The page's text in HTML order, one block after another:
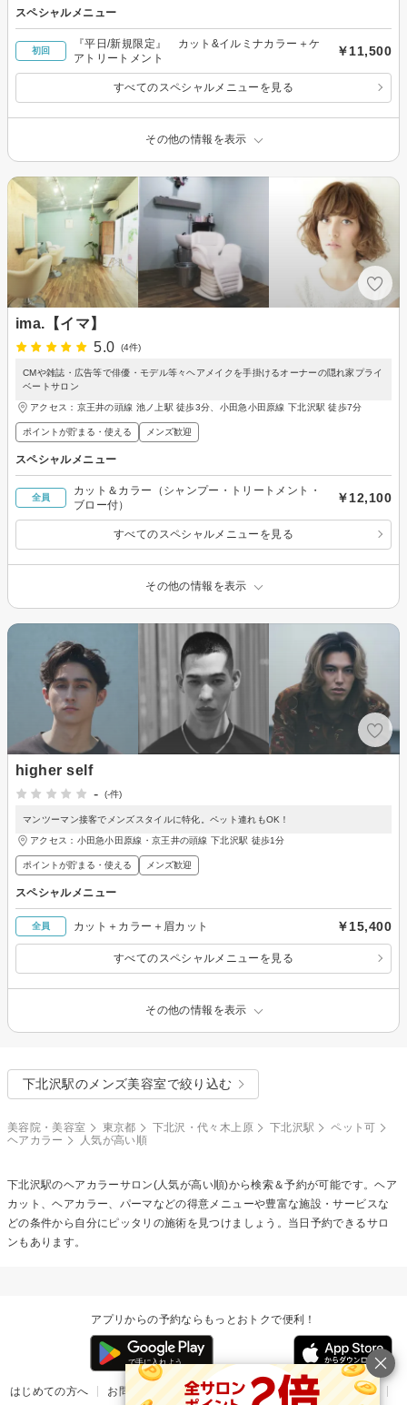
スペシャルメニュー
初回
『平日/新規限定』 カット&イルミナカラー＋ケ
アトリートメント
￥11,500
すべてのスペシャルメニューを見る
その他の情報を表示
ima.【イマ】
5.0
(4件)
CMや雑誌・広告等で俳優・モデル等々ヘアメイクを手掛けるオーナーの隠れ家プライ
ベートサロン
アクセス：京王井の頭線 池ノ上駅 徒歩3分、小田急小田原線 下北沢駅 徒歩7分
ポイントが貯まる・使える メンズ歓迎
スペシャルメニュー
全員
カット＆カラー（シャンプー・トリートメント・
ブロー付）
￥12,100
すべてのスペシャルメニューを見る
その他の情報を表示
higher self
-
(-件)
マンツーマン接客でメンズスタイルに特化。ペット連れもOK！
アクセス：小田急小田原線・京王井の頭線 下北沢駅 徒歩1分
ポイントが貯まる・使える メンズ歓迎
スペシャルメニュー
全員 カット＋カラー＋眉カット ￥15,400
すべてのスペシャルメニューを見る
その他の情報を表示
下北沢駅のメンズ美容室で絞り込む
美容院・美容室 東京都 下北沢・代々木上原 下北沢駅
ペット可
ヘアカラー
人気が高い順
下北沢駅のヘアカラーサロン(人気が高い順)から検索＆予約が可能です。ヘア
カット、ヘアカラー、パーマなどの得意メニューや豊富な施設・サービスな
どの条件から自分にピッタリの施術を見つけましょう。当日予約できるサロ
ンもあります。
アプリからの予約ならもっとおトクで便利！
はじめての方へ お問い合わせ ヘルプ リリース情報
利用規約